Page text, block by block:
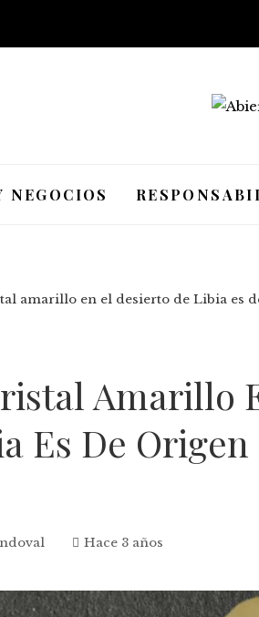
NEGOCIOS
amarillo en el desierto de Libia es
Amarillo
Es De Origen
Hace 3 años